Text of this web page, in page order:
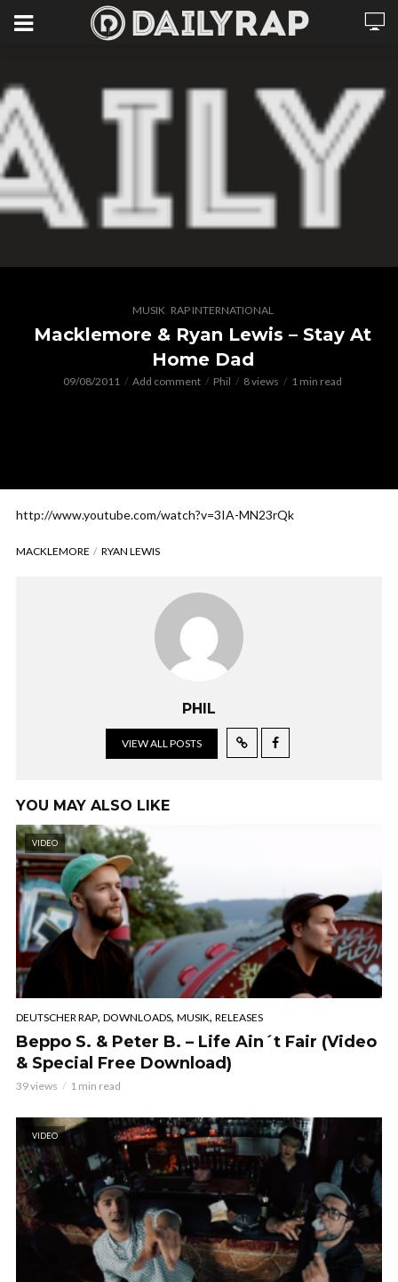
MUSIK RAP INTERNATIONAL
Macklemore & Ryan Lewis – Stay At
Home Dad
09/08/2011 Add comment Phil 8 views 1 min read
http://www.youtube.com/watch?v=3IA-MN23rQk
MACKLEMORE RYAN LEWIS
PHIL
VIEW ALL POSTS
YOU MAY ALSO LIKE
VIDEO
DEUTSCHER RAP, DOWNLOADS, MUSIK, RELEASES
Beppo S. & Peter B. – Life Ain´t Fair (Video
& Special Free Download)
39 views 1 min read
VIDEO